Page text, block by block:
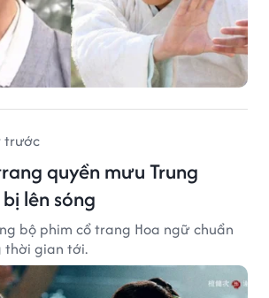
trước
quyền mưu Trung
lên sóng
bộ phim cổ trang Hoa ngữ chuẩn
thời gian tới.